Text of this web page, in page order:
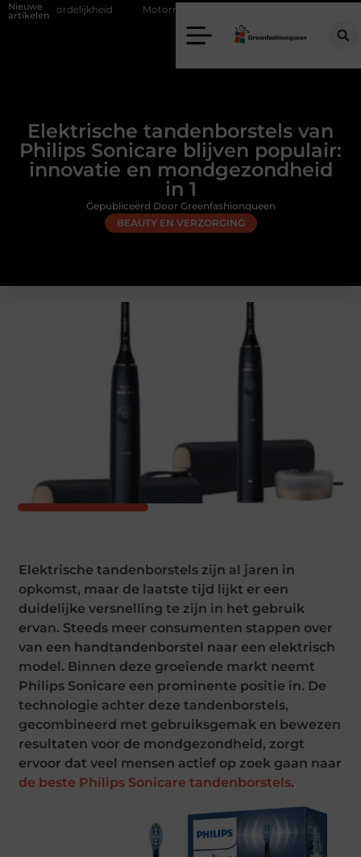
Nieuwe
artikelenMotorrijles in Borne: vlot en zelfverzekerd de weg op
Elektrische tandenborstels van
Philips Sonicare blijven populair:
innovatie en mondgezondheid
in 1
BEAUTY EN VERZORGING
Gepubliceerd Door Greenfashionqueen
Elektrische tandenborstels zijn al jaren in
opkomst, maar de laatste tijd lijkt er een
duidelijke versnelling te zijn in het gebruik
ervan. Steeds meer consumenten stappen over
van een handtandenborstel naar een elektrisch
model. Binnen deze groeiende markt neemt
Philips Sonicare een prominente positie in. De
technologie achter deze tandenborstels,
gecombineerd met gebruiksgemak en bewezen
resultaten voor de mondgezondheid, zorgt
ervoor dat veel mensen actief op zoek gaan naar
de beste Philips Sonicare tandenborstels.